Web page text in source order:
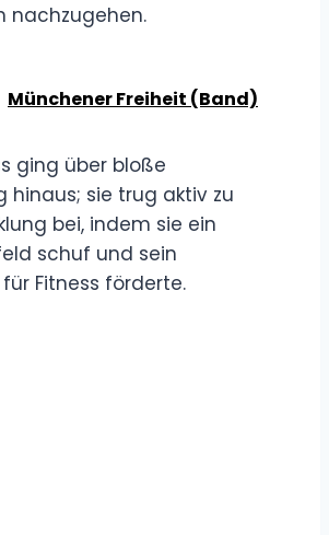
nachzugehen.
Münchener Freiheit (Band)
ging über bloße
hinaus; sie trug aktiv zu
bei, indem sie ein
schuf und sein
Fitness förderte.